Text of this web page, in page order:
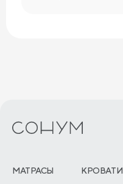
МАТРАСЫ КРОВАТИ